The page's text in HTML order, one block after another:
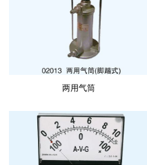
两用气筒